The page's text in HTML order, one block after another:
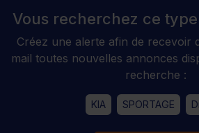
Vous recherchez ce
Créez une alerte afin de recevoir
mail toutes nouvelles annonces
recherche :
KIA SPORTAGE